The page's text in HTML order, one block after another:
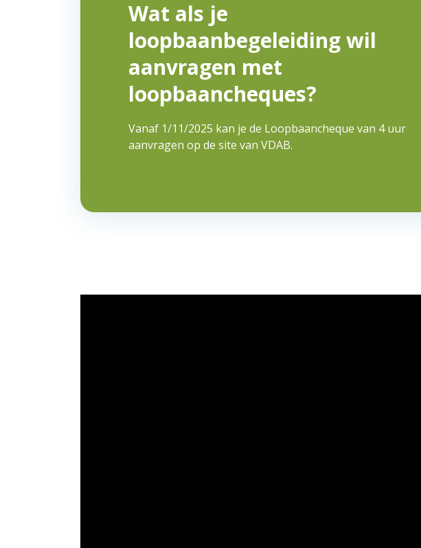
Wat als je
loopbaanbegeleiding wil
aanvragen met
loopbaancheques?
Vanaf 1/11/2025 kan je de Loopbaancheque van 4 uur
aanvragen op de site van VDAB.